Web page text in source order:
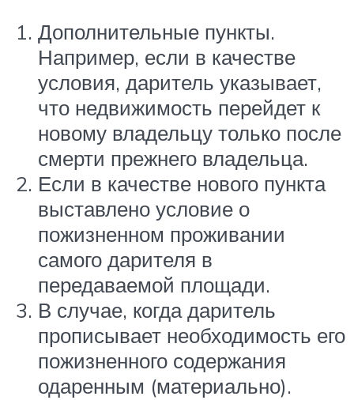
Дополнительные пункты.
Например, если в качестве
условия, даритель указывает,
что недвижимость перейдет к
новому владельцу только после
смерти прежнего владельца.
Если в качестве нового пункта
выставлено условие о
пожизненном проживании
самого дарителя в
передаваемой площади.
В случае, когда даритель
прописывает необходимость его
пожизненного содержания
одаренным (материально).